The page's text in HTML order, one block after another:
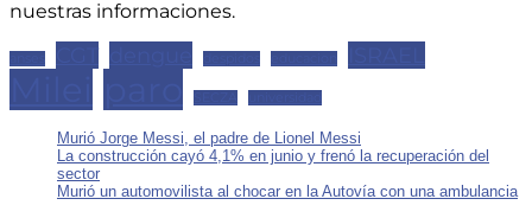
durante
el
primer
nuestras informaciones.
Murió Jorge Messi, el padre de Lionel Messi
La construcción cayó 4,1% en junio y frenó la recuperación del
sector
Murió un automovilista al chocar en la Autovía con una ambulancia